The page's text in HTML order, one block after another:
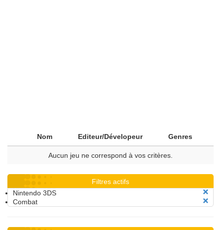
Nom Editeur/Dévelopeur Genres
Aucun jeu ne correspond à vos critères.
Filtres actifs
Nintendo 3DS
Combat